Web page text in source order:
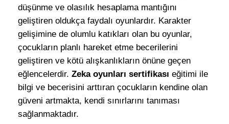
düşünme ve olasılık hesaplama mantığını
geliştiren oldukça faydalı oyunlardır. Karakter
gelişimine de olumlu katıkları olan bu oyunlar,
çocukların planlı hareket etme becerilerini
geliştiren ve kötü alışkanlıkların önüne geçen
eğlencelerdir. Zeka oyunları sertifikası eğitimi ile
bilgi ve becerisini arttıran çocukların kendine olan
güveni artmakta, kendi sınırlarını tanıması
sağlanmaktadır.